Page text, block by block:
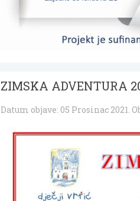
ZIMSKA ADVENTURA
Datum objave: 05 Prosinac 2021.